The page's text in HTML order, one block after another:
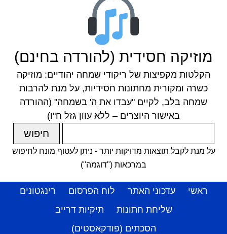
מוזיקה חסידית (להורדה בחינם)
הקלטות מקפיצות של ריקודי שמחה יהודיים: מוזיקה
כשרה ומקורית מחתונות חסידיות, על מנת להרבות
שמחה בלב, לקיים "עבדו את ה' בשמחה" (ההורדה
באישור היוצרים – ללא עוון גזל ח"ו)
על מנת לקבל תוצאות מדויקות יותר - ניתן לעטוף מונח לחיפוש
במרכאות ("דוגמה")
ראשי עדכוני האתר לוח הפרסום
רינגטונים
שליחת חתונות
תיקיות דרייב
הסכתים (פודקאסטים)